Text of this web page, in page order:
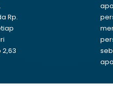
Rp.